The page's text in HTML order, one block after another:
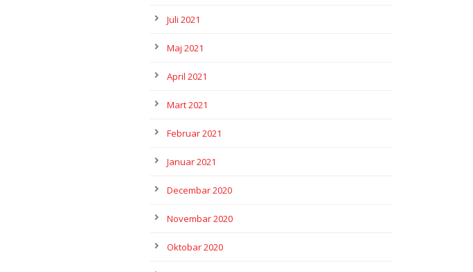
Juli 2021
Maj 2021
April 2021
Mart 2021
Februar 2021
Januar 2021
Decembar 2020
Novembar 2020
Oktobar 2020